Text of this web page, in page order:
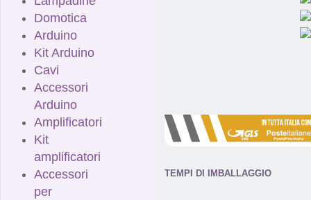
Domotica
Arduino
Kit Arduino
Cavi
Accessori
Arduino
Amplificatori
Kit
amplificatori
Accessori
per
TEMPI DI IMBALLAGGIO